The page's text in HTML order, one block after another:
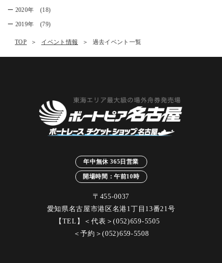
ー 2020年 (18)
ー 2019年 (79)
TOP イベント情報 過去イベント一覧
年中無休 365日営業
開場時間：午前10時
〒455-0037
愛知県名古屋市港区名港1丁目13番21号
【TEL】＜代表＞(052)659-5505
＜予約＞(052)659-5508